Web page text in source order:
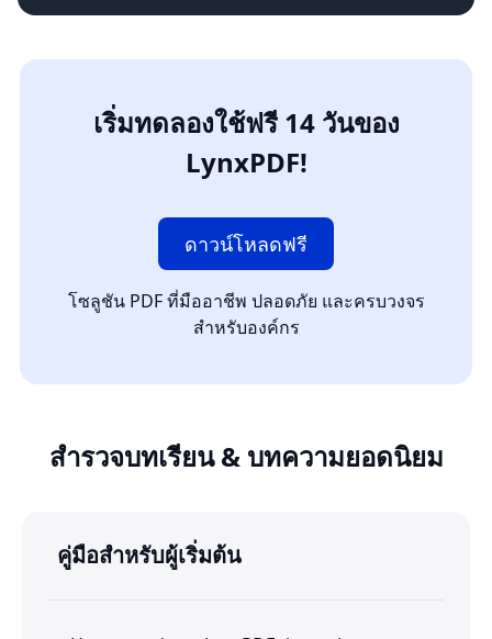
เริ่มทดลองใช้ฟรี 14 วันของ
LynxPDF!
ดาวน์โหลดฟรี
โซลูชัน PDF ที่มืออาชีพ ปลอดภัย และครบวงจร
สำหรับองค์กร
สำรวจบทเรียน & บทความยอดนิยม
คู่มือสำหรับผู้เริ่มต้น